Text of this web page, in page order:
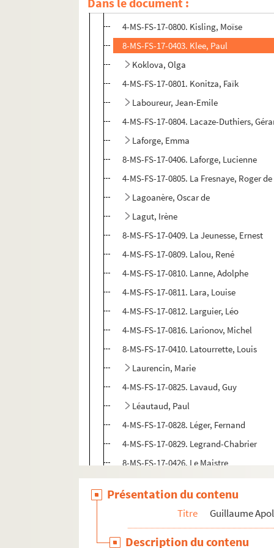
4-MS-FS-17-0799. Karsavina, Tamara
4-MS-FS-17-0800. Kisling, Moïse
8-MS-FS-17-0403. Klee, Paul
Koklova, Olga
4-MS-FS-17-0801. Konitza, Faïk
Laboureur, Jean-Emile
4-MS-FS-17-0804. Lacaze-Duthiers,
Laforge, Emma
8-MS-FS-17-0406. Laforge, Lucienne
4-MS-FS-17-0805. La Fresnaye, Roger de
Lagoanère, Oscar de
Lagut, Irène
8-MS-FS-17-0409. La Jeunesse, Ernest
4-MS-FS-17-0809. Lalou, René
4-MS-FS-17-0810. Lanne, Adolphe
4-MS-FS-17-0811. Lara, Louise
4-MS-FS-17-0812. Larguier, Léo
4-MS-FS-17-0816. Larionov, Michel
8-MS-FS-17-0410. Latourrette, Louis
Laurencin, Marie
4-MS-FS-17-0825. Lavaud, Guy
Léautaud, Paul
4-MS-FS-17-0828. Léger, Fernand
4-MS-FS-17-0829. Legrand-Chabrier
8-MS-FS-17-0426. Le Maistre
4-MS-FS-17-1220. Léonard, Emile-
4-MS-FS-17-0830. Le Roy, Jean
8-MS-FS-17-0428. Level, André
4-MS-FS-17-0831. Lévy, Sadia
Présentation du contenu
Titre Guillaume
Description du contenu